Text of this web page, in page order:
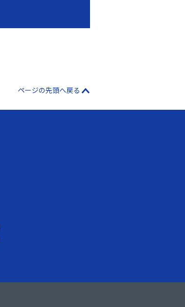
ページの先頭へ戻る